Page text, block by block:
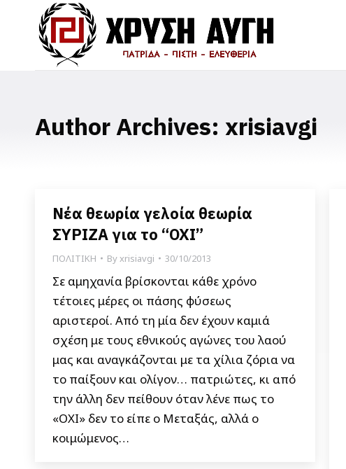
Author Archives: xrisiavgi
Νέα θεωρία γελοία θεωρία
ΣΥΡΙΖΑ για το “ΟΧΙ”
ΠΟΛΙΤΙΚΗ Byxrisiavgi 30/10/2013
Σε αμηχανία βρίσκονται κάθε χρόνο
τέτοιες μέρες οι πάσης φύσεως
αριστεροί. Από τη μία δεν έχουν καμιά
σχέση με τους εθνικούς αγώνες του λαού
μας και αναγκάζονται με τα χίλια ζόρια να
το παίξουν και ολίγον… πατριώτες, κι από
την άλλη δεν πείθουν όταν λένε πως το
«ΟΧΙ» δεν το είπε ο Μεταξάς, αλλά ο
κοιμώμενος…